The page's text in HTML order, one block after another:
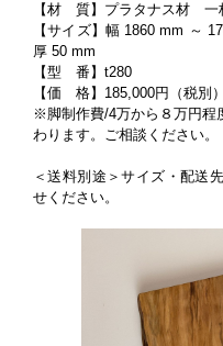
【材 質】プラタナス材
【サイズ】幅 1860 mm ～
厚 50 mm
【型 番】t280
【価 格】185,000円（税別）
※脚制作費/4万から８万円程
わります。ご相談ください。
＜送料別途＞サイズ・配送
せください。